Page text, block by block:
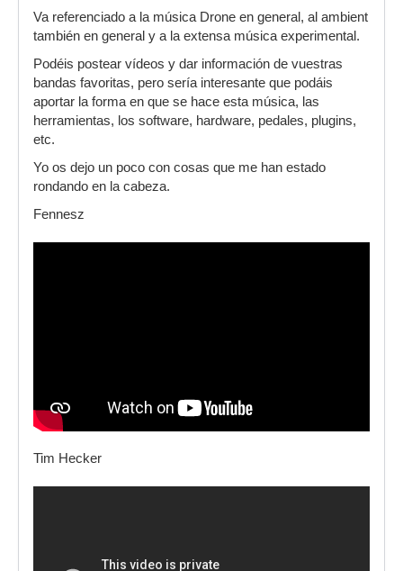
Va referenciado a la música Drone en general, al ambient
también en general y a la extensa música experimental.
Podéis postear vídeos y dar información de vuestras
bandas favoritas, pero sería interesante que podáis
aportar la forma en que se hace esta música, las
herramientas, los software, hardware, pedales, plugins,
etc.
Yo os dejo un poco con cosas que me han estado
rondando en la cabeza.
Fennesz
Tim Hecker